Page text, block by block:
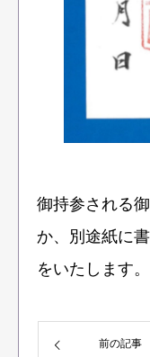
御持参される
か、別途紙に
をいたします。
前の記事